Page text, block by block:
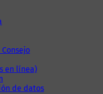
en línea)
de datos